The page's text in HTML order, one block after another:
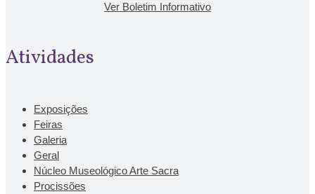
Ver Boletim Informativo
Atividades
Exposições
Feiras
Galeria
Geral
Núcleo Museológico Arte Sacra
Procissões